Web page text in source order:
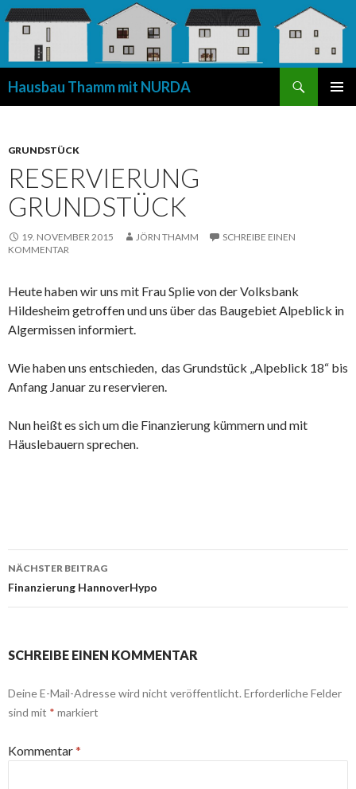
Hausbau Thamm mit NURDA
GRUNDSTÜCK
RESERVIERUNG
GRUNDSTÜCK
19. NOVEMBER 2015 JÖRN THAMM
SCHREIBE EINEN
KOMMENTAR
Heute haben wir uns mit Frau Splie von der Volksbank
Hildesheim getroffen und uns über das Baugebiet Alpeblick in
Algermissen informiert.
Wie haben uns entschieden, das Grundstück „Alpeblick 18“ bis
Anfang Januar zu reservieren.
Nun heißt es sich um die Finanzierung kümmern und mit
Häuslebauern sprechen.
Beitrags-
Navigation
NÄCHSTER BEITRAG
Finanzierung HannoverHypo
SCHREIBE EINEN KOMMENTAR
Deine E-Mail-Adresse wird nicht veröffentlicht. Erforderliche Felder
sind mit * markiert
Kommentar*